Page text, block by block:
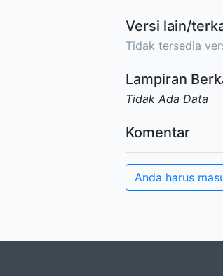
Versi lain/
Tidak tersedia
Lampiran
Tidak Ada Data
Komentar
Anda harus